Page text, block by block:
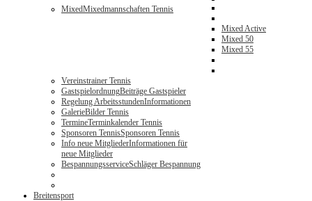
MixedMixedmannschaften Tennis
Mixed Active
Mixed 50
Mixed 55
Vereinstrainer Tennis
GastspielordnungBeiträge Gastspieler
Regelung ArbeitsstundenInformationen
GalerieBilder Tennis
TermineTerminkalender Tennis
Sponsoren TennisSponsoren Tennis
Info neue MitgliederInformationen für
neue Mitglieder
BespannungsserviceSchläger Bespannung
Breitensport